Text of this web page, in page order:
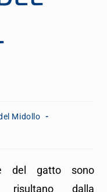
Midollo
del gatto sono
dalla